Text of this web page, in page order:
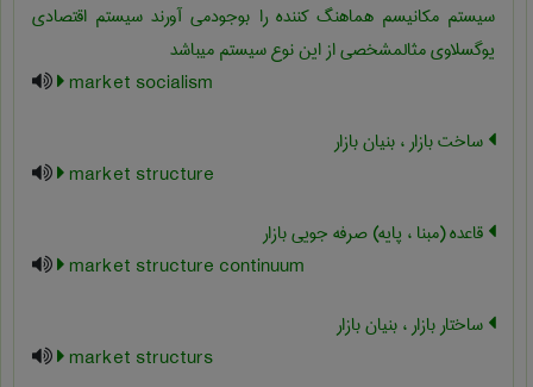
سیستم مکانیسم هماهنگ کننده را بوجودمی آورند سیستم اقتصادی
یوگسلاوی مثالمشخصی از این نوع سیستم میباشد
market socialism
ساخت بازار ، بنیان بازار
market structure
قاعده (مبنا ، پایه) صرفه جویی بازار
market structure continuum
ساختار بازار ، بنیان بازار
market structurs